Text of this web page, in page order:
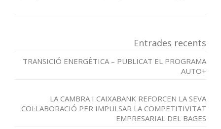
Entrades recents
TRANSICIÓ ENERGÈTICA – PUBLICAT EL PROGRAMA
AUTO+
LA CAMBRA I CAIXABANK REFORCEN LA SEVA
COL·LABORACIÓ PER IMPULSAR LA COMPETITIVITAT
EMPRESARIAL DEL BAGES